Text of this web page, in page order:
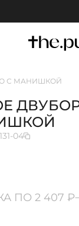
С МАНИШКОЙ
04
ПО 2 407 ₽